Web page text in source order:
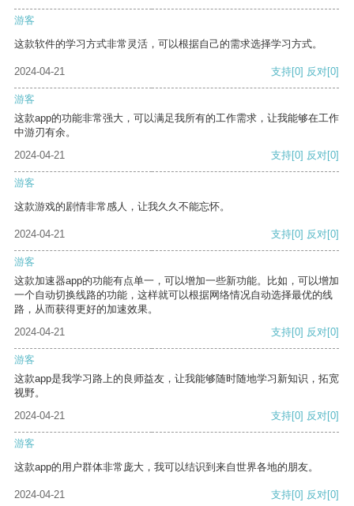
游客
这款软件的学习方式非常灵活，可以根据自己的需求选择学习方式。
2024-04-21 支持[0] 反对[0]
游客
这款app的功能非常强大，可以满足我所有的工作需求，让我能够在工作
中游刃有余。
2024-04-21
支持[0] 反对[0]
游客
这款游戏的剧情非常感人，让我久久不能忘怀。
2024-04-21 支持[0] 反对[0]
游客
这款加速器app的功能有点单一，可以增加一些新功能。比如，可以增加
一个自动切换线路的功能，这样就可以根据网络情况自动选择最优的线
路，从而获得更好的加速效果。
2024-04-21
支持[0] 反对[0]
游客
这款app是我学习路上的良师益友，让我能够随时随地学习新知识，拓宽
视野。
2024-04-21
支持[0] 反对[0]
游客
这款app的用户群体非常庞大，我可以结识到来自世界各地的朋友。
2024-04-21 支持[0] 反对[0]